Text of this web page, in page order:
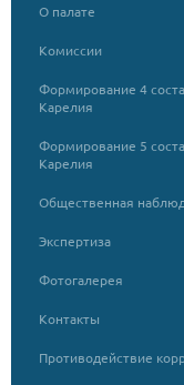
О палате
Комиссии
Формирование 4
Карелия
Формирование 5
Карелия
Общественная
Экспертиза
Фотогалерея
Контакты
Противодействие